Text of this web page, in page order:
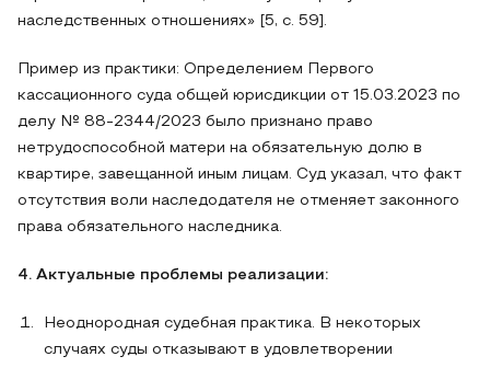
наследственных отношениях» [5, с. 59].
Пример из практики: Определением Первого
кассационного суда общей юрисдикции от 15.03.2023 по
делу № 88-2344/2023 было признано право
нетрудоспособной матери на обязательную долю в
квартире, завещанной иным лицам. Суд указал, что факт
отсутствия воли наследодателя не отменяет законного
права обязательного наследника.
4. Актуальные проблемы реализации:
Неоднородная судебная практика. В некоторых
случаях суды отказывают в удовлетворении